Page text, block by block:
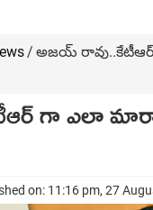
/ అజయ్
గా ఎలా
on: 11:16 pm, 27